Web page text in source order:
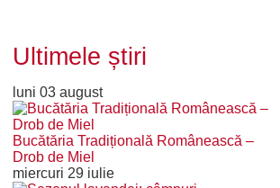
Ultimele știri
luni 03 august
Bucătăria Tradițională Românească –
Drob de Miel
miercuri 29 iulie